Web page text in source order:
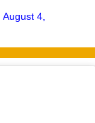
August 4,